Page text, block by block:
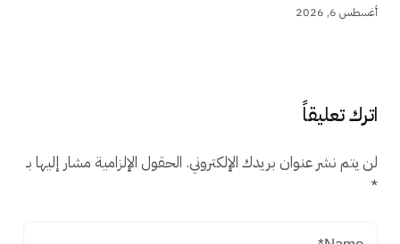
أغسطس 6, 2026
اترك تعليقاً
لن يتم نشر عنوان بريدك الإلكتروني. الحقول الإلزامية مشار إليها بـ
*